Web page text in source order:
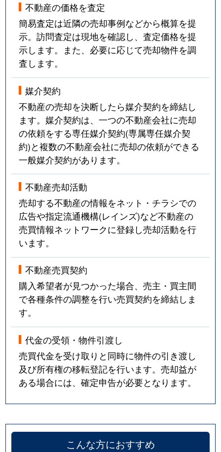
不動産の価格を査定
簡易査定は近隣の売却事例などから概算を提
示。訪問査定は現地を確認し、査定価格を提
示します。また、必要に応じて売却物件を調
査します。
媒介契約
不動産の売却を決断したら媒介契約を締結し
ます。媒介契約は、一つの不動産会社に売却
の依頼をする専任媒介契約(専属専任媒介契
約)と複数の不動産会社に売却の依頼ができる
一般媒介契約があります。
不動産売却活動
売却する不動産の情報をネット・チラシでの
広告や指定流通機構(レインズ)など不動産の
売買情報ネットワークに登録し売却活動を行
います。
不動産売買契約
購入希望者が見つかった場合、売主・買主間
で各種条件の調整を行い売買契約を締結しま
す。
代金の受領・物件引渡し
売買代金を受け取りと同時に物件の引き渡し
及び所有権の移転登記を行います。売却益が
ある場合には、確定申告が必要となります。
こんな方におすすめ